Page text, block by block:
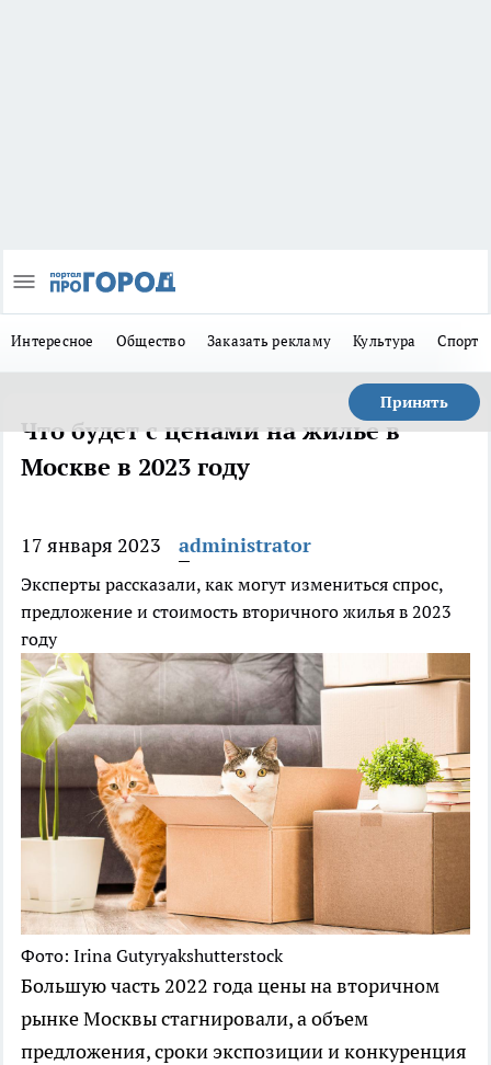
Интересное Общество Заказать рекламу Культура Спорт
Принять
Что будет с ценами на жилье в
Москве в 2023 году
17 января 2023 administrator
Эксперты рассказали, как могут измениться спрос,
предложение и стоимость вторичного жилья в 2023
году
Фото: Irina Gutyryakshutterstock
Большую часть 2022 года цены на вторичном
рынке Москвы стагнировали, а объем
предложения, сроки экспозиции и конкуренция